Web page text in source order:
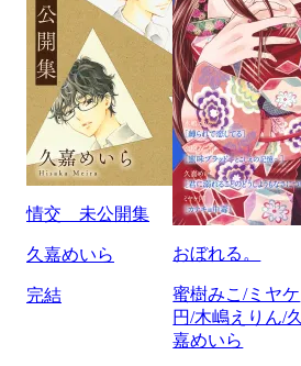
情交 未公開集
久嘉めいら
完結
おぼれる。
蜜樹みこ/ミヤケ
円/木嶋えりん/久
嘉めいら